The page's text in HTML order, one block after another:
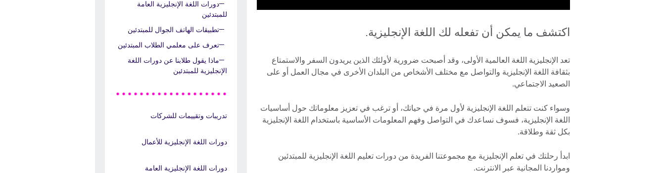
اكتشف ما يمكن أن تفعله لك اللغة الإنجليزية.
تعد الإنجليزية اللغة العالمية الأولى، وقد أصبحت ضرورية لأولئك الذين يريدون السفر والاستمتاع
بثقافة اللغة الإنجليزية والتواصل مع مختلف الأشخاص من البلدان الأخرى في مجال العمل أو على
الصعيد الاجتماعي.
وسواء كنت تتعلم اللغة الإنجليزية لأول مرة في حياتك، أو ترغب في تعزيز معلوماتك حول أساسيات
اللغة الإنجليزية، فسوف نساعدك في التواصل وفهم المعلومات الأساسية باستخدام اللغة الإنجليزية
بكل ثقة وطلاقة.
ابدأ رحلتك في تعلم الإنجليزية مع مجموعتنا الفريدة من دورات تعليم اللغة الإنجليزية للمبتدئين
ومواردنا المجانية عبر الانترنت.
دورات اللغة الإنجليزية العامة
للمبتدئين
تطبيقات الهاتف الجوال للمبتدئين
تعرف على معلمي الطلاب المبتدئين
ماذا يقول طلابنا عن دورات اللغة
الإنجليزية للمبتدئين
تدريبات وتقييمات للشركات
دورات اللغة الإنجليزية للأعمال
دورات اللغة الإنجليزية العامة